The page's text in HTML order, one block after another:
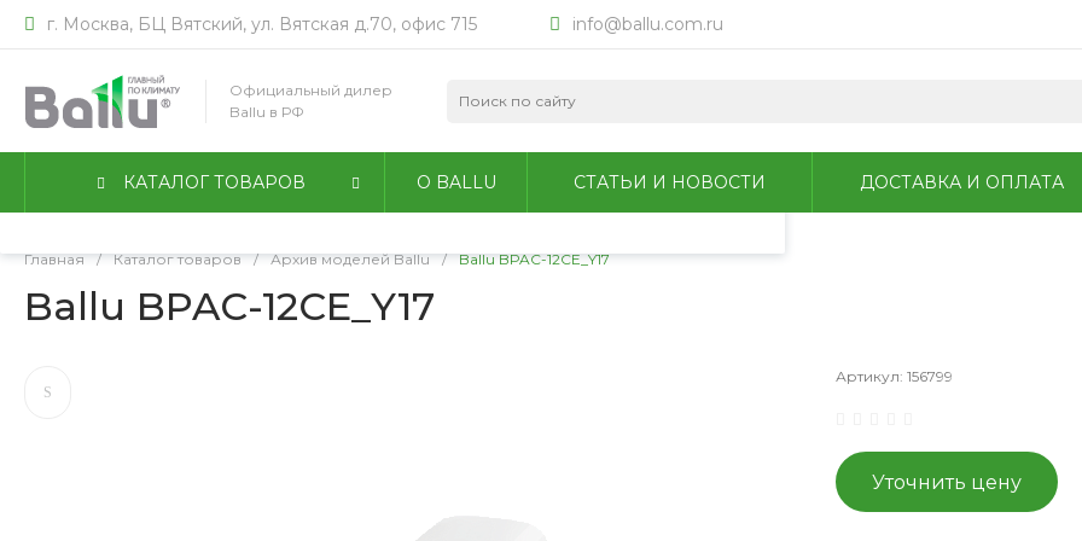
работы сайта. Оставаясь на сайте, вы соглашаетесь с
конфиденциальности.
Принимаю Подробнее
г. Москва, БЦ Вятский, ул. Вятская д.70, офис 715 info@ballu.com.ru
Официальный дилер
Ballu в РФ
КАТАЛОГ ТОВАРОВ О BALLU СТАТЬИ И НОВОСТИ ДОСТАВКА И ОПЛАТА
Главная / Каталог товаров / Архив моделей Ballu / Ballu BPAC-12CE_Y17
Ballu BPAC-12CE_Y17
Артикул: 156799
Уточнить цену